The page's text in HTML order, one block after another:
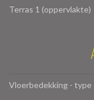
Terras 1 (oppervlakte)
Vloerbedekking - type